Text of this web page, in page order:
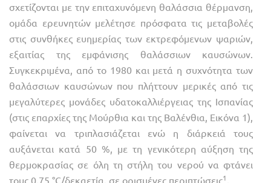
σχετίζονται με την επιταχυνόμενη θαλάσσια θέρμανση,
ομάδα ερευνητών μελέτησε πρόσφατα τις μεταβολές
στις συνθήκες ευημερίας των εκτρεφόμενων ψαριών,
εξαιτίας της εμφάνισης θαλάσσιων καυσώνων.
Συγκεκριμένα, από το 1980 και μετά η συχνότητα των
θαλάσσιων καυσώνων που πλήττουν μερικές από τις
μεγαλύτερες μονάδες υδατοκαλλιέργειας της Ισπανίας
(στις επαρχίες της Μούρθια και της Βαλένθια, Εικόνα 1),
φαίνεται να τριπλασιάζεται ενώ η διάρκειά τους
αυξάνεται κατά 50 %, με τη γενικότερη αύξηση της
θερμοκρασίας σε όλη τη στήλη του νερού να φτάνει
τους 0.75 °C/δεκαετία, σε ορισμένες περιπτώσεις1.